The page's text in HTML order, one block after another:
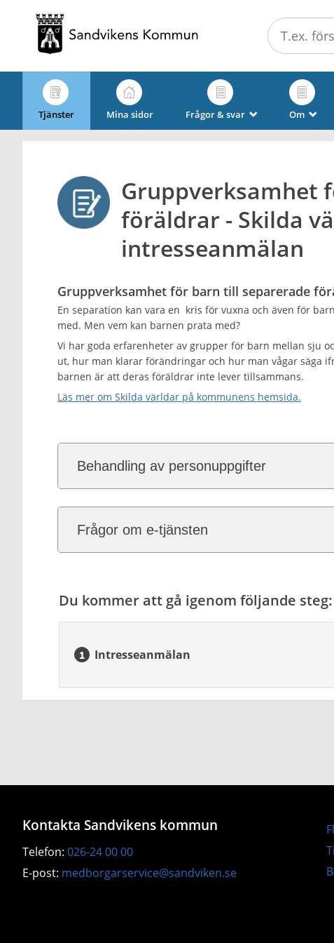
Välkommen
tjänster
Sandvikens
kommun
Tjänster Mina sidor Frågor & svar _ Om _
Gruppverksamhet
föräldrar - Skilda
intresseanmälan
Gruppverksamhet för barn till separerade
En separation kan vara en kris för vuxna och även för
med. Men vem kan barnen prata med?
Vi har goda erfarenheter av grupper för barn mellan sju
ut, hur man klarar förändringar och hur man vågar säga
barnen är att deras föräldrar inte lever tillsammans.
Läs mer om Skilda världar på kommunens hemsida.
Behandling av personuppgifter
Frågor om e-tjänsten
Du kommer att gå igenom följande steg:
Intresseanmälan
Kontakta Sandvikens kommun
Telefon: 026-24 00 00
E-post: medborgarservice@sandviken.se